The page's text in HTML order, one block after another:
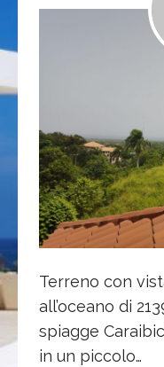
Terreno con
all’oceano di
spiagge
in un piccolo…